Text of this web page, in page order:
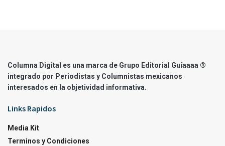
Columna Digital es una marca de Grupo Editorial Guíaaaa ®
integrado por Periodistas y Columnistas mexicanos
interesados en la objetividad informativa.
Links Rapidos
Media Kit
Terminos y Condiciones